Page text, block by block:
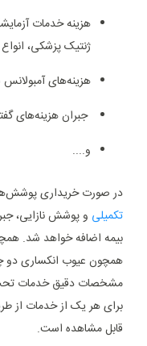
هزینه خدمات
ژنتیک پزشکی، انواع
هزینه‌های
جبران هزینه‌های
و....
در صورت خریداری
تکمیلی و پوشش نازایی،
بیمه اضافه خواهد شد.
همچون عیوب انکساری
مشخصات دقیق خدمات
برای هر یک از خدمات از
قابل مشاهده است.